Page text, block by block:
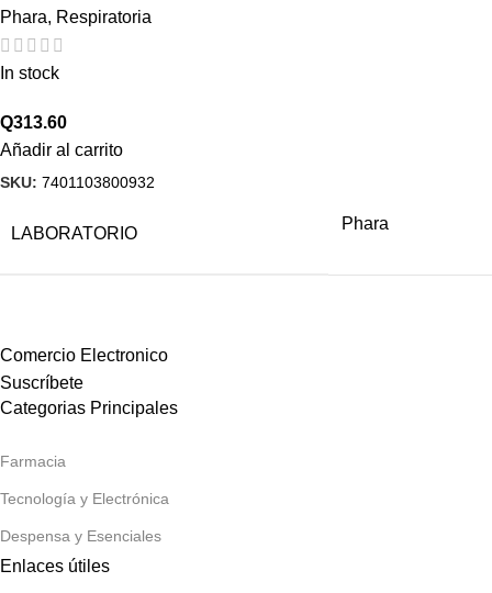
Phara, Respiratoria
In stock
Q313.60
Añadir al carrito
SKU: 7401103800932
LABORATORIO
Phara
Comercio Electronico
Suscríbete
Categorias Principales
Farmacia
Tecnología y Electrónica
Despensa y Esenciales
Enlaces útiles